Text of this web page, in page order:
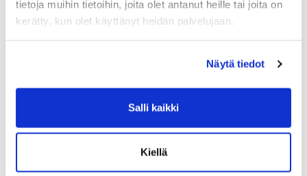
tietoja muihin tietoihin, joita olet antanut heille tai joita on
kerätty, kun olet käyttänyt heidän palvelujaan.
Näytä tiedot
Salli kaikki
Kiellä